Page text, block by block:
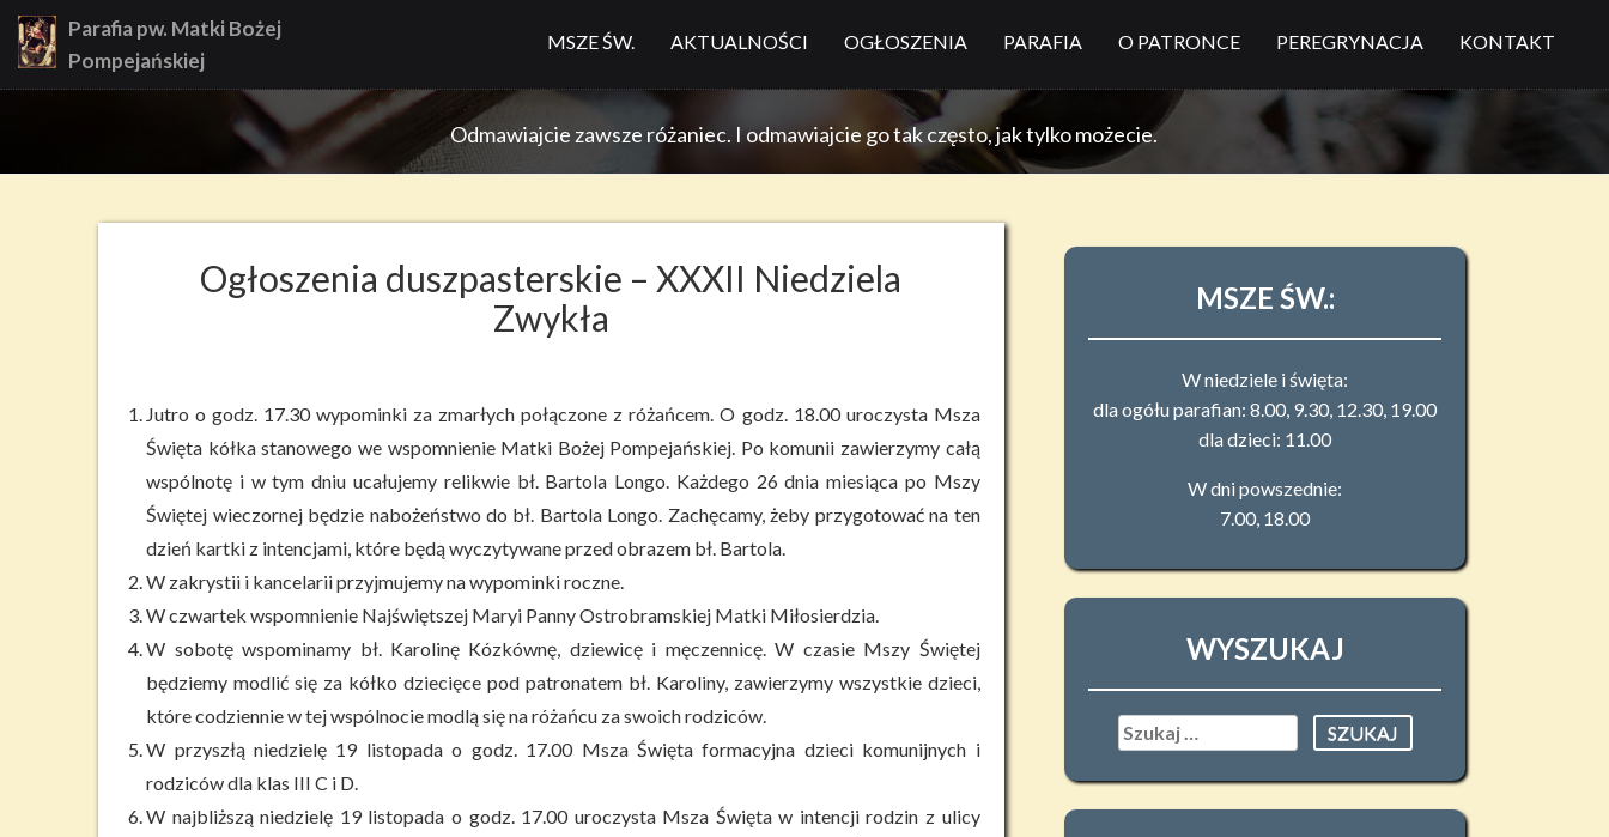
Skip
content
Parafia pw. Matki Bożej
Pompejańskiej
MSZE ŚW. AKTUALNOŚCI OGŁOSZENIA PARAFIA O PATRONCE PEREGRYNACJA KONTAKT
Odmawiajcie zawsze różaniec. I odmawiajcie go tak często, jak tylko możecie.
Ogłoszenia duszpasterskie – XXXII Niedziela
Zwykła
Jutro o godz. 17.30 wypominki za zmarłych połączone z różańcem. O godz. 18.00 uroczysta Msza
Święta kółka stanowego we wspomnienie Matki Bożej Pompejańskiej. Po komunii zawierzymy całą
wspólnotę i w tym dniu ucałujemy relikwie bł. Bartola Longo. Każdego 26 dnia miesiąca po Mszy
Świętej wieczornej będzie nabożeństwo do bł. Bartola Longo. Zachęcamy, żeby przygotować na ten
dzień kartki z intencjami, które będą wyczytywane przed obrazem bł. Bartola.
W zakrystii i kancelarii przyjmujemy na wypominki roczne.
W czwartek wspomnienie Najświętszej Maryi Panny Ostrobramskiej Matki Miłosierdzia.
W sobotę wspominamy bł. Karolinę Kózkównę, dziewicę i męczennicę. W czasie Mszy Świętej
będziemy modlić się za kółko dziecięce pod patronatem bł. Karoliny, zawierzymy wszystkie dzieci,
które codziennie w tej wspólnocie modlą się na różańcu za swoich rodziców.
W przyszłą niedzielę 19 listopada o godz. 17.00 Msza Święta formacyjna dzieci komunijnych i
rodziców dla klas III C i D.
W najbliższą niedzielę 19 listopada o godz. 17.00 uroczysta Msza Święta w intencji rodzin z ulicy
MSZE ŚW.:
W niedziele i święta:
dla ogółu parafian: 8.00, 9.30, 12.30, 19.00
dla dzieci: 11.00
W dni powszednie:
7.00, 18.00
WYSZUKAJ
Szukaj: